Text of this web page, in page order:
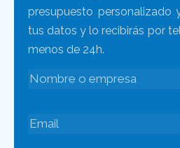
presupuesto personalizado
tus datos y lo recibirás por
menos de 24h.